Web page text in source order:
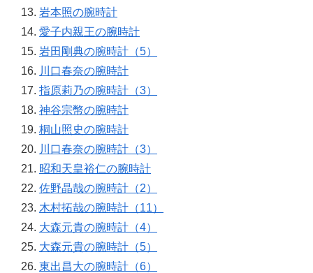
岩本照の腕時計
愛子内親王の腕時計
岩田剛典の腕時計（5）
川口春奈の腕時計
指原莉乃の腕時計（3）
神谷宗幣の腕時計
桐山照史の腕時計
川口春奈の腕時計（3）
昭和天皇裕仁の腕時計
佐野晶哉の腕時計（2）
木村拓哉の腕時計（11）
大森元貴の腕時計（4）
大森元貴の腕時計（5）
東出昌大の腕時計（6）